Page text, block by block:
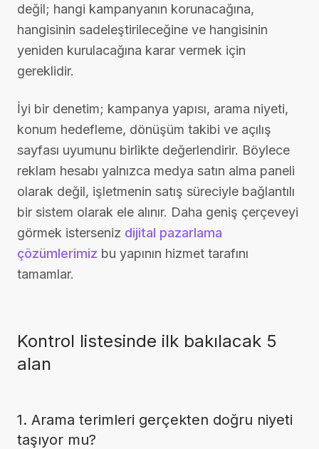
değil; hangi kampanyanın korunacağına,
hangisinin sadeleştirileceğine ve hangisinin
yeniden kurulacağına karar vermek için
gereklidir.
İyi bir denetim; kampanya yapısı, arama niyeti,
konum hedefleme, dönüşüm takibi ve açılış
sayfası uyumunu birlikte değerlendirir. Böylece
reklam hesabı yalnızca medya satın alma paneli
olarak değil, işletmenin satış süreciyle bağlantılı
bir sistem olarak ele alınır. Daha geniş çerçeveyi
görmek isterseniz dijital pazarlama
çözümlerimiz bu yapının hizmet tarafını
tamamlar.
Kontrol listesinde ilk bakılacak 5
alan
1. Arama terimleri gerçekten doğru niyeti
taşıyor mu?